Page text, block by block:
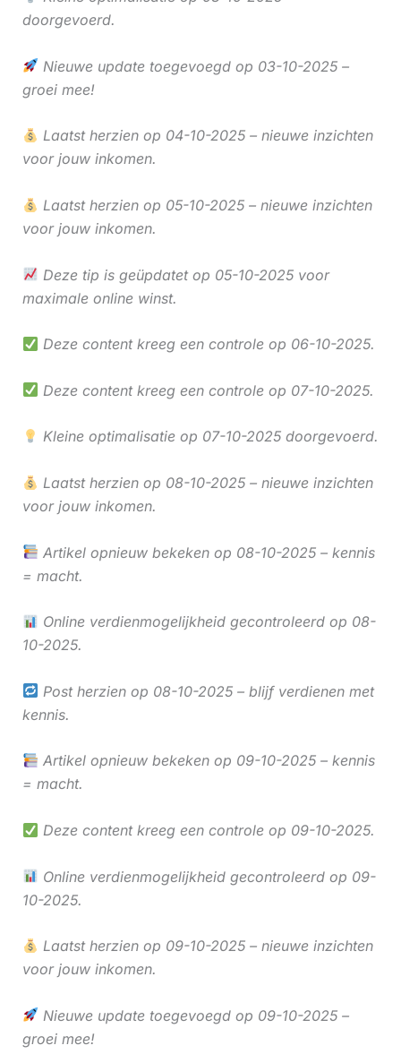
doorgevoerd.
Nieuwe update toegevoegd op 03-10-2025 –
groei mee!
Laatst herzien op 04-10-2025 – nieuwe inzichten
voor jouw inkomen.
Laatst herzien op 05-10-2025 – nieuwe inzichten
voor jouw inkomen.
Deze tip is geüpdatet op 05-10-2025 voor
maximale online winst.
Deze content kreeg een controle op 06-10-2025.
Deze content kreeg een controle op 07-10-2025.
Kleine optimalisatie op 07-10-2025 doorgevoerd.
Laatst herzien op 08-10-2025 – nieuwe inzichten
voor jouw inkomen.
Artikel opnieuw bekeken op 08-10-2025 – kennis
= macht.
Online verdienmogelijkheid gecontroleerd op 08-
10-2025.
Post herzien op 08-10-2025 – blijf verdienen met
kennis.
Artikel opnieuw bekeken op 09-10-2025 – kennis
= macht.
Deze content kreeg een controle op 09-10-2025.
Online verdienmogelijkheid gecontroleerd op 09-
10-2025.
Laatst herzien op 09-10-2025 – nieuwe inzichten
voor jouw inkomen.
Nieuwe update toegevoegd op 09-10-2025 –
groei mee!